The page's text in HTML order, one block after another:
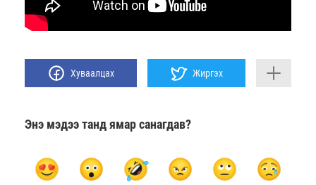
Хуваалцах Жиргэх
Энэ мэдээ танд ямар санагдав?